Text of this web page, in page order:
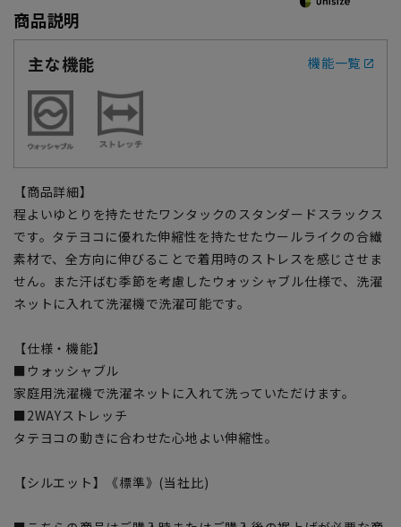
商品説明
主な機能
機能一覧
【商品詳細】
程よいゆとりを持たせたワンタックのスタンダードスラックス
です。タテヨコに優れた伸縮性を持たせたウールライクの合繊
素材で、全方向に伸びることで着用時のストレスを感じさせま
せん。また汗ばむ季節を考慮したウォッシャブル仕様で、洗濯
ネットに入れて洗濯機で洗濯可能です。
【仕様・機能】
■ウォッシャブル
家庭用洗濯機で洗濯ネットに入れて洗っていただけます。
■2WAYストレッチ
タテヨコの動きに合わせた心地よい伸縮性。
【シルエット】《標準》(当社比)